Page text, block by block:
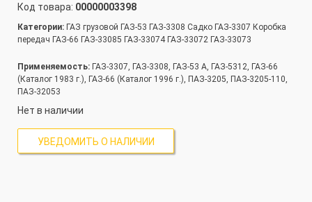
Код товара: 00000003398
Категории: ГАЗ грузовой ГАЗ-53 ГАЗ-3308 Садко ГАЗ-3307 Коробка
передач ГАЗ-66 ГАЗ-33085 ГАЗ-33074 ГАЗ-33072 ГАЗ-33073
Применяемость: ГАЗ-3307, ГАЗ-3308, ГАЗ-53 А, ГАЗ-5312, ГАЗ-66
(Каталог 1983 г.), ГАЗ-66 (Каталог 1996 г.), ПАЗ-3205, ПАЗ-3205-110,
ПАЗ-32053
Нет в наличии
УВЕДОМИТЬ О НАЛИЧИИ